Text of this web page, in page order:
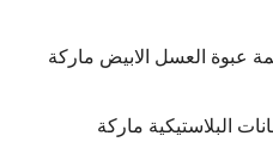
عبوة العسل الابيض ماركة
البلاستيكية ماركة